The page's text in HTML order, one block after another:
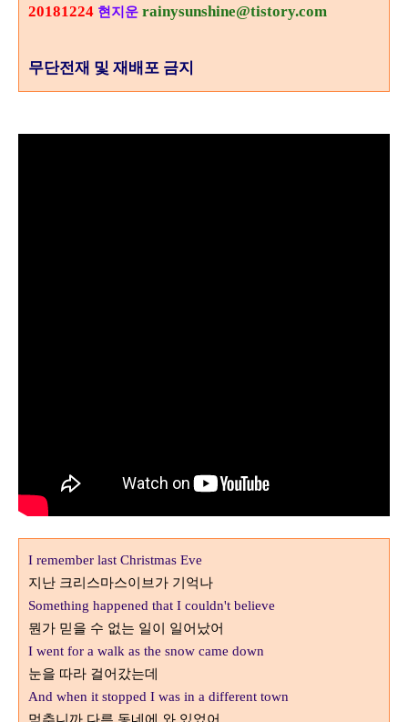
20181224 현지운 rainysunshine@tistory.com
무단전재 및 재배포 금지
I remember last Christmas Eve
지난 크리스마스이브가 기억나
Something happened that I couldn't believe
뭔가 믿을 수 없는 일이 일어났어
I went for a walk as the snow came down
눈을 따라 걸어갔는데
And when it stopped I was in a different town